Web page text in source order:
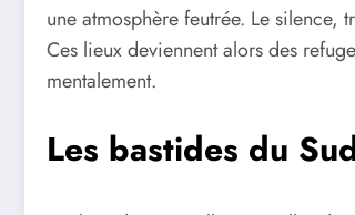
une atmosphère feutrée. Le silence,
Ces lieux deviennent alors des
mentalement.
Les bastides du